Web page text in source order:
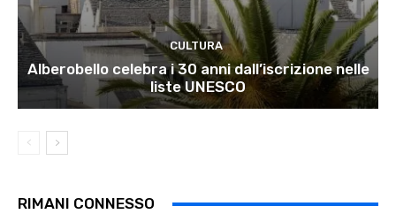
CULTURA
Alberobello celebra i 30 anni dall’iscrizione nelle
liste UNESCO
RIMANI CONNESSO